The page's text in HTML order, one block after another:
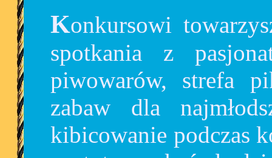
Konkursowi towarzyszyć będą kulinarne pokazy,
spotkania z
piwowarów, strefa
zabaw dla
kibicowanie podczas